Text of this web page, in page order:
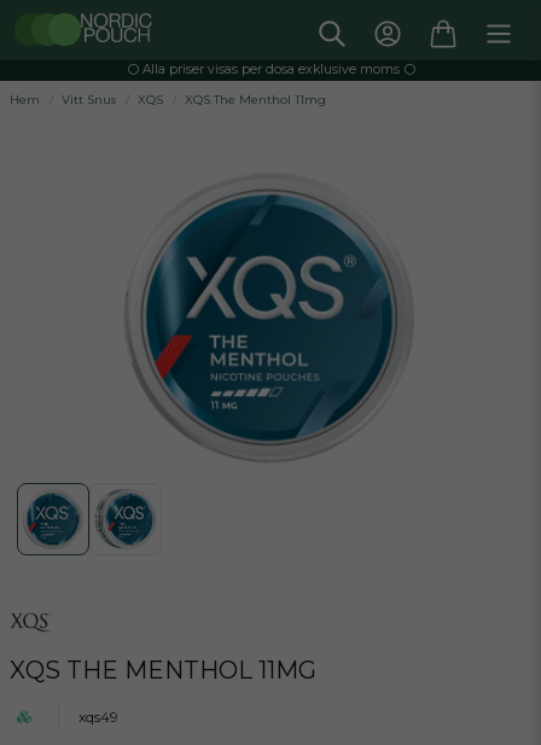
⚪️ Alla priser visas per dosa exklusive moms ⚪️
Hem
Vitt Snus XQS XQS The Menthol 11mg
XQS THE MENTHOL 11MG
xqs49